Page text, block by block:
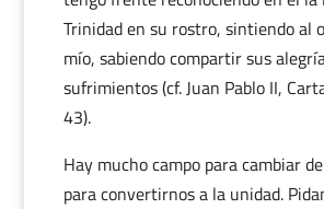
Trinidad en su rostro, sintiendo al
mío, sabiendo compartir sus
sufrimientos (cf. Juan Pablo II,
43).
Hay mucho campo para cambiar
para convertirnos a la unidad.